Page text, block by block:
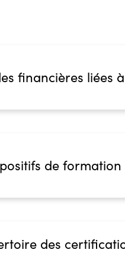
financières liées
de formation
des